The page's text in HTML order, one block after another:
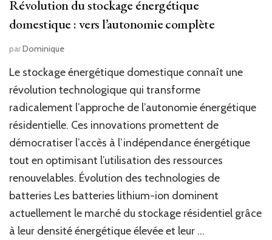
Révolution du stockage énergétique
domestique : vers l’autonomie complète
parDominique
Le stockage énergétique domestique connaît une
révolution technologique qui transforme
radicalement l’approche de l’autonomie énergétique
résidentielle. Ces innovations promettent de
démocratiser l’accès à l’indépendance énergétique
tout en optimisant l’utilisation des ressources
renouvelables. Évolution des technologies de
batteries Les batteries lithium-ion dominent
actuellement le marché du stockage résidentiel grâce
à leur densité énergétique élevée et leur …